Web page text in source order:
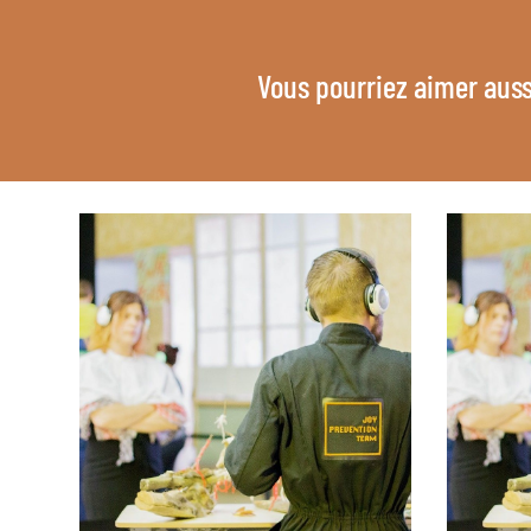
Vous pourriez aimer